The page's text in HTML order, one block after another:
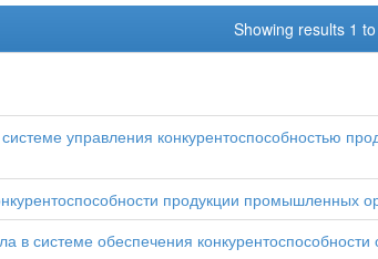
Showing results 1
управления конкурентоспособностью
продукции промышленных
в системе обеспечения конкурентоспособности